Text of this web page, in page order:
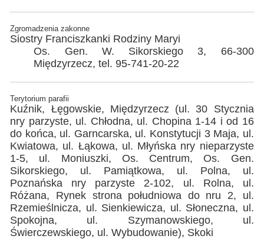
Zgromadzenia zakonne
Siostry Franciszkanki Rodziny Maryi
Os. Gen. W. Sikorskiego 3, 66-300
Międzyrzecz, tel. 95-741-20-22
Terytorium parafii
Kuźnik, Łęgowskie, Międzyrzecz (ul. 30 Stycznia
nry parzyste, ul. Chłodna, ul. Chopina 1-14 i od 16
do końca, ul. Garncarska, ul. Konstytucji 3 Maja, ul.
Kwiatowa, ul. Łąkowa, ul. Młyńska nry nieparzyste
1-5, ul. Moniuszki, Os. Centrum, Os. Gen.
Sikorskiego, ul. Pamiątkowa, ul. Polna, ul.
Poznańska nry parzyste 2-102, ul. Rolna, ul.
Różana, Rynek strona południowa do nru 2, ul.
Rzemieślnicza, ul. Sienkiewicza, ul. Słoneczna, ul.
Spokojna, ul. Szymanowskiego, ul.
Świerczewskiego, ul. Wybudowanie), Skoki